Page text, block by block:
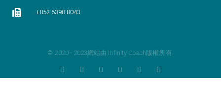
+852 6398 8043
© 2020 - 2023網站由 Infinity Coach版權所有.